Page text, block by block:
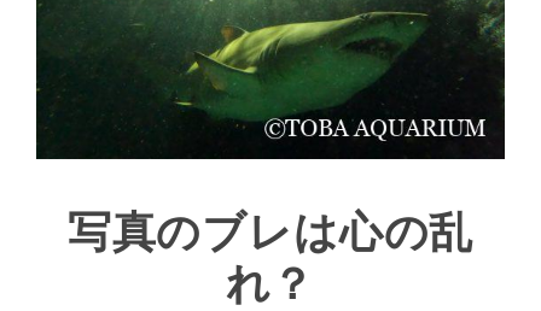
写真のブレは心の乱
れ？